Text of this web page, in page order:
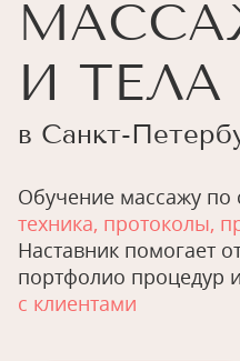
И ТЕЛА
в Санкт-
Обучение массажу по
техника, протоколы,
Наставник помогает
портфолио процедур и
с клиентами